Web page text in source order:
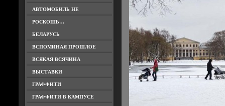
АВТОМОБИЛЬ НЕ
РОСКОШЬ…
БЕЛАРУСЬ
ВСПОМИНАЯ ПРОШЛОЕ
ВСЯКАЯ ВСЯЧИНА
ВЫСТАВКИ
ГРАФФИТИ
ГРАФФИТИ В КАМПУСЕ